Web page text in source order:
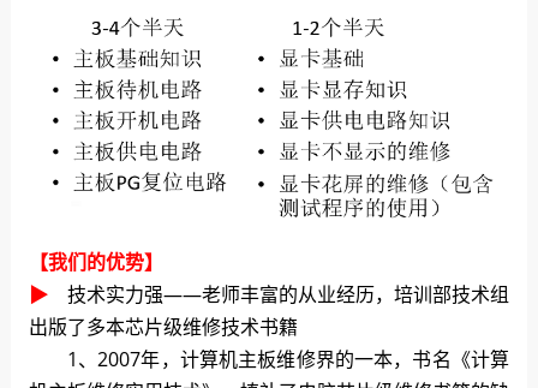
【我们的优势】
▶ 技术实力强——老师丰富的从业经历，培训部技术组
出版了多本芯片级维修技术书籍
1、2007年，计算机主板维修界的一本，书名《计算